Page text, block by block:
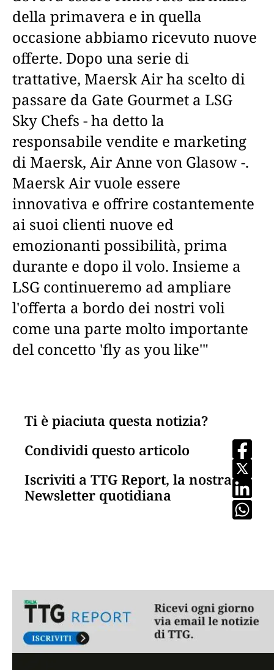
della primavera e in quella
occasione abbiamo ricevuto nuove
offerte. Dopo una serie di
trattative, Maersk Air ha scelto di
passare da Gate Gourmet a LSG
Sky Chefs - ha detto la
responsabile vendite e marketing
di Maersk, Air Anne von Glasow -.
Maersk Air vuole essere
innovativa e offrire costantemente
ai suoi clienti nuove ed
emozionanti possibilità, prima
durante e dopo il volo. Insieme a
LSG continueremo ad ampliare
l'offerta a bordo dei nostri voli
come una parte molto importante
del concetto 'fly as you like'"
Ti è piaciuta questa notizia?
Condividi questo articolo
Iscriviti a TTG Report, la nostra
Newsletter quotidiana